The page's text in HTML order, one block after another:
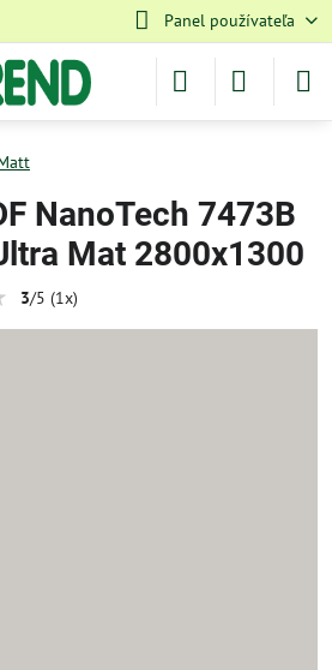
Panel používateľa
NanoTech 7473B
Mat 2800x1300
3/5 (1x)